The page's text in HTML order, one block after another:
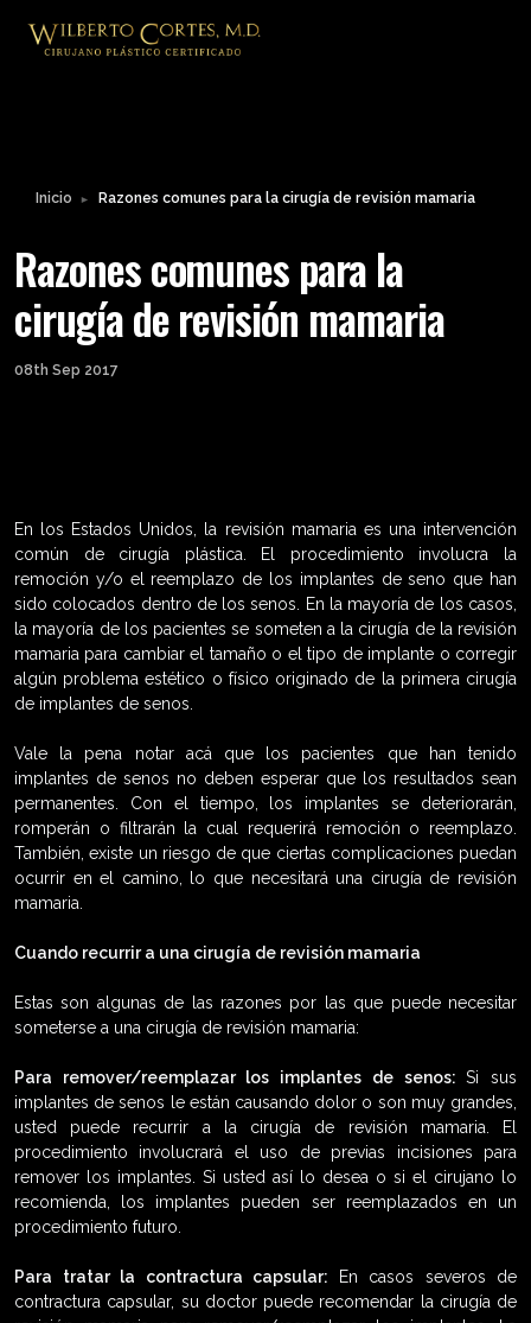
Leyendo: Razones comunes para la
cirugía de revisión mamaria
Inicio ► Razones comunes para la cirugía de revisión mamaria
Razones comunes para la
cirugía de revisión mamaria
08th Sep 2017
En los Estados Unidos, la revisión mamaria es una intervención
común de cirugía plástica. El procedimiento involucra la
remoción y/o el reemplazo de los implantes de seno que han
sido colocados dentro de los senos. En la mayoría de los casos,
la mayoría de los pacientes se someten a la cirugía de la revisión
mamaria para cambiar el tamaño o el tipo de implante o corregir
algún problema estético o físico originado de la primera cirugía
de implantes de senos.
Vale la pena notar acá que los pacientes que han tenido
implantes de senos no deben esperar que los resultados sean
permanentes. Con el tiempo, los implantes se deteriorarán,
romperán o filtrarán la cual requerirá remoción o reemplazo.
También, existe un riesgo de que ciertas complicaciones puedan
ocurrir en el camino, lo que necesitará una cirugía de revisión
mamaria.
Cuando recurrir a una cirugía de revisión mamaria
Estas son algunas de las razones por las que puede necesitar
someterse a una cirugía de revisión mamaria:
Para remover/reemplazar los implantes de senos:Si sus
implantes de senos le están causando dolor o son muy grandes,
usted puede recurrir a la cirugía de revisión mamaria. El
procedimiento involucrará el uso de previas incisiones para
remover los implantes. Si usted así lo desea o si el cirujano lo
recomienda, los implantes pueden ser reemplazados en un
procedimiento futuro.
Para tratar la contractura capsular:
En casos severos de
contractura capsular, su doctor puede recomendar la cirugía de